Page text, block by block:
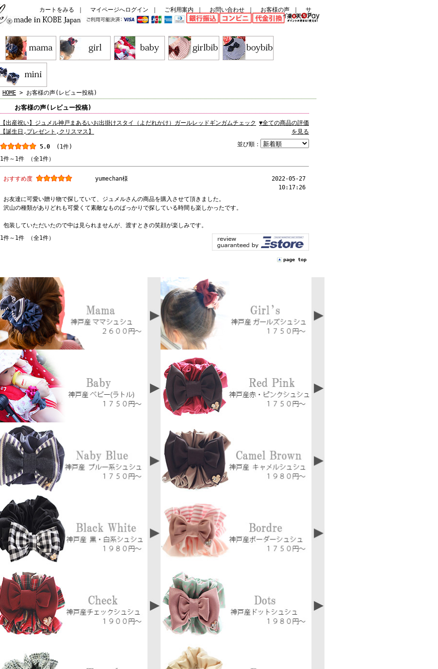
カートをみる マイページへログイン ご利用案内 お問い合わせ お客様の声
サ
イトマップ
HOME > お客様の声(レビュー投稿)
お客様の声(レビュー投稿)
【出産祝い】ジュメル神戸まあるいお出掛けスタイ（よだれかけ）ガールレッドギンガムチェック
【誕生日,プレゼント,クリスマス】
▼全ての商品の評価
を見る
5.0 (1件) 並び順：
1件～1件 （全1件）
おすすめ度 yumechan様
2022-05-27
10:17:26
お友達に可愛い贈り物で探していて、ジュメルさんの商品を購入させて頂きました。
沢山の種類がありどれも可愛くて素敵なものばっかりで探している時間も楽しかったです。
包装していただいたので中は見られませんが、渡すときの笑顔が楽しみです。
1件～1件 （全1件）
page top